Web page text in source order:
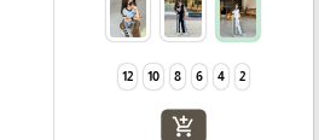
2
4
6
8
10
12
add_shopping_cart